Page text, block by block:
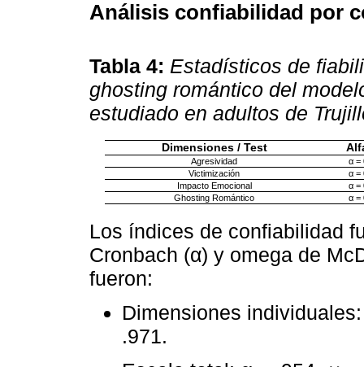
Análisis confiabilidad por
Tabla 4: Estadísticos de
ghosting romántico del
estudiado en adultos de
Dimensiones / Test
Agresividad
α =
Victimización
α =
Impacto Emocional
α =
Ghosting Romántico
α =
Los índices de confiabilidad
Cronbach (α) y omega de
fueron:
Dimensiones
.971.